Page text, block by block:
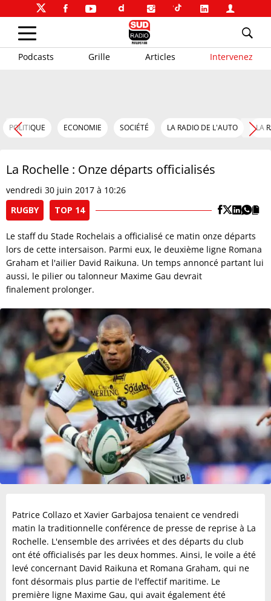
Podcasts Grille Articles Intervenez
POLITIQUE ECONOMIE SOCIÉTÉ LA RADIO DE L'AUTO LA
La Rochelle : Onze départs officialisés
vendredi 30 juin 2017 à 10:26
RUGBY
TOP 14
Le staff du Stade Rochelais a officialisé ce matin onze départs
lors de cette intersaison. Parmi eux, le deuxième ligne Romana
Graham et l'ailier David Raikuna. Un temps annoncé partant lui
aussi, le pilier ou talonneur Maxime Gau devrait
finalement prolonger.
Patrice Collazo et Xavier Garbajosa tenaient ce vendredi
matin la traditionnelle conférence de presse de reprise à La
Rochelle. L'ensemble des arrivées et des départs du club
ont été officialisés par les deux hommes. Ainsi, le voile a été
levé concernant David Raikuna et Romana Graham, qui ne
font désormais plus partie de l'effectif maritime. Le
première ligne Maxime Gau, qui avait également été